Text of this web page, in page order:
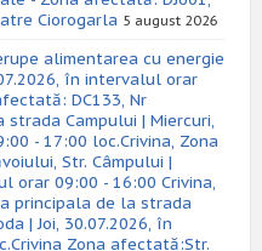
Ciorogarla 5 august 2026
alimentarea cu energie
în intervalul orar
DC133, Nr
Campului | Miercuri,
- 17:00 loc.Crivina, Zona
Str. Câmpului |
orar 09:00 - 16:00 Crivina,
principala de la strada
| Joi, 30.07.2026, în
Zona afectată:Str.